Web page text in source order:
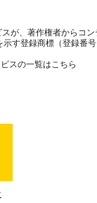
が、著作権者からコン
す登録商標（登録番
スの一覧はこちら